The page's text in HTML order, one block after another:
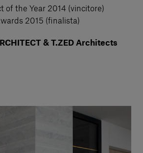
of the Year 2014 (vincitore)
2015 (finalista)
& T.ZED Architects